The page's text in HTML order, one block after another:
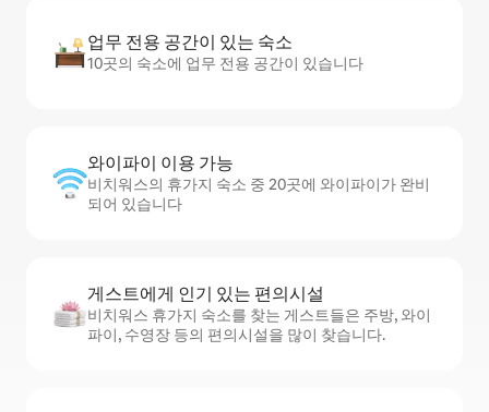
업무 전용 공간이 있는 숙소
10곳의 숙소에 업무 전용 공간이 있습니다
와이파이 이용 가능
비치워스의 휴가지 숙소 중 20곳에 와이파이가 완비
되어 있습니다
게스트에게 인기 있는 편의시설
비치워스 휴가지 숙소를 찾는 게스트들은 주방, 와이
파이, 수영장 등의 편의시설을 많이 찾습니다.